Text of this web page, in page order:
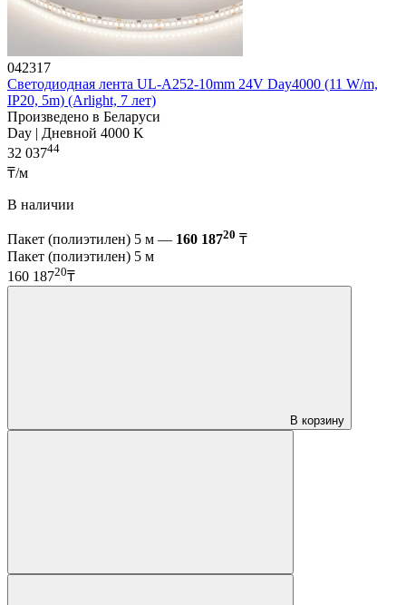
042317
Светодиодная лента UL-A252-10mm 24V Day4000 (11 W/m,
IP20, 5m) (Arlight, 7 лет)
Произведено в Беларуси
Day | Дневной 4000 K
32 03744
₸/м
В наличии
Пакет (полиэтилен) 5 м — 160 18720 ₸
Пакет (полиэтилен) 5 м
160 18720₸
В корзину